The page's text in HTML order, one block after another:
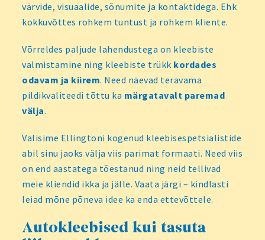
värvide, visuaalide, sõnumite ja kontaktidega. Ehk
kokkuvõttes rohkem tuntust ja rohkem kliente.
Võrreldes paljude lahendustega on kleebiste
valmistamine ning kleebiste trükk kordades
odavam ja kiirem. Need näevad teravama
pildikvaliteedi tõttu ka märgatavalt paremad
välja.
Valisime Ellingtoni kogenud kleebisespetsialistide
abil sinu jaoks välja viis parimat formaati. Need viis
on end aastatega tõestanud ning neid tellivad
meie kliendid ikka ja jälle. Vaata järgi – kindlasti
leiad mõne põneva idee ka enda ettevõttele.
Autokleebised kui tasuta